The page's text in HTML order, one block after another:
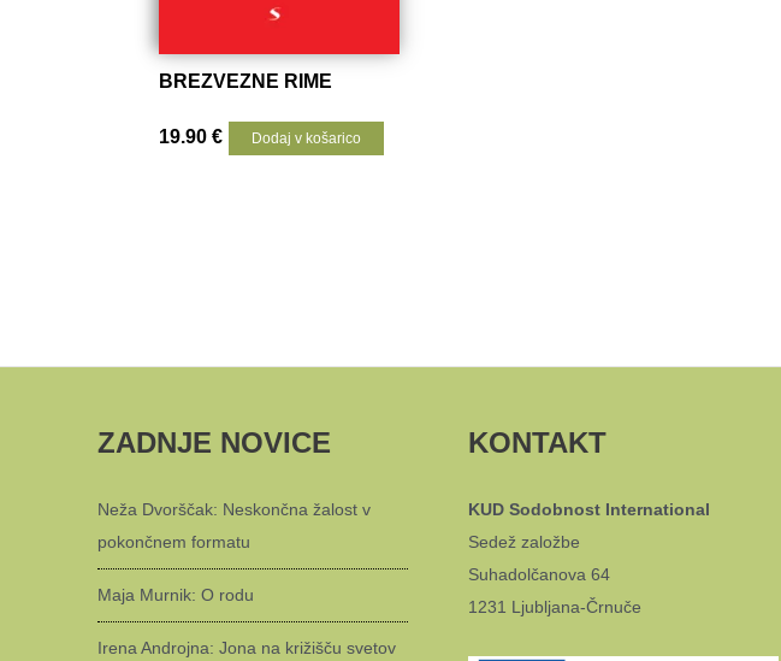
BREZVEZNE RIME
19.90€ Dodaj v košarico
ZADNJE NOVICE
Neža Dvorščak: Neskončna žalost v
pokončnem formatu
Maja Murnik: O rodu
Irena Androjna: Jona na križišču svetov
KONTAKT
KUD Sodobnost International
Sedež založbe
Suhadolčanova 64
1231 Ljubljana-Črnuče